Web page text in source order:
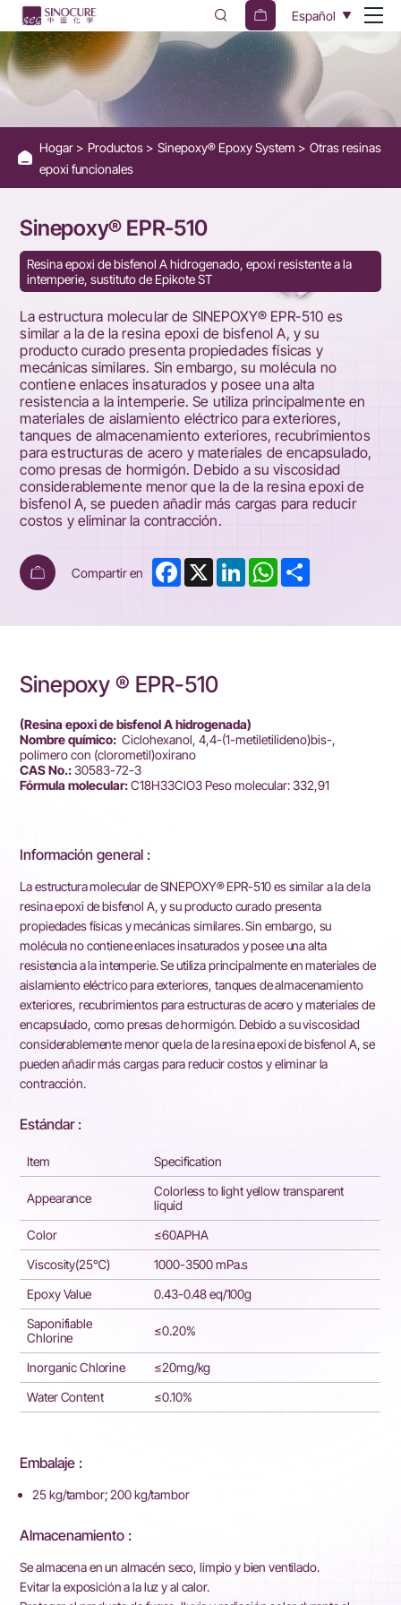
Sinepoxy®
EPR-
510
Hydrogenated
Bisphenol
A
Epoxy
Resin
Español
Hogar Productos Sinepoxy® Epoxy System
Otras resinas
epoxi funcionales
Sinepoxy® EPR-510
Resina epoxi de bisfenol A hidrogenado, epoxi resistente a la
intemperie, sustituto de Epikote ST
La estructura molecular de SINEPOXY® EPR-510 es
similar a la de la resina epoxi de bisfenol A, y su
producto curado presenta propiedades físicas y
mecánicas similares. Sin embargo, su molécula no
contiene enlaces insaturados y posee una alta
resistencia a la intemperie. Se utiliza principalmente en
materiales de aislamiento eléctrico para exteriores,
tanques de almacenamiento exteriores, recubrimientos
para estructuras de acero y materiales de encapsulado,
como presas de hormigón. Debido a su viscosidad
considerablemente menor que la de la resina epoxi de
bisfenol A, se pueden añadir más cargas para reducir
costos y eliminar la contracción.
Compartir en Facebook
X LinkedInWhatsApp
Sinepoxy ® EPR-510
(Resina epoxi de bisfenol A hidrogenada)
Nombre químico:Ciclohexanol, 4,4-(1-metiletilideno)bis-,
polímero con (clorometil)oxirano
CAS No.:30583-72-3
Fórmula molecular:C18H33ClO3 Peso molecular: 332,91
Información general :
La estructura molecular de SINEPOXY® EPR-510 es similar a la de la
resina epoxi de bisfenol A, y su producto curado presenta
propiedades físicas y mecánicas similares. Sin embargo, su
molécula no contiene enlaces insaturados y posee una alta
resistencia a la intemperie. Se utiliza principalmente en materiales de
aislamiento eléctrico para exteriores, tanques de almacenamiento
exteriores, recubrimientos para estructuras de acero y materiales de
encapsulado, como presas de hormigón. Debido a su viscosidad
considerablemente menor que la de la resina epoxi de bisfenol A, se
pueden añadir más cargas para reducir costos y eliminar la
contracción.
Estándar :
Item Specification
Appearance
Colorless to light yellow transparent
liquid
Color
≤60APHA
Viscosity(25℃)
1000-3500 mPa.s
Epoxy Value
0.43-0.48 eq/100g
Saponifiable
Chlorine
≤0.20%
Inorganic Chlorine
≤20mg/kg
Water Content
≤0.10%
Embalaje :
25 kg/tambor; 200 kg/tambor
Almacenamiento :
Se almacena en un almacén seco, limpio y bien ventilado.
Evitar la exposición a la luz y al calor.